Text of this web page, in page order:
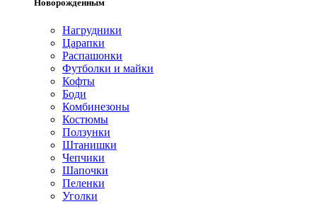
Новорожденным
Нагрудники
Царапки
Распашонки
Футболки и майки
Кофты
Боди
Комбинезоны
Костюмы
Ползунки
Штанишки
Чепчики
Шапочки
Пеленки
Уголки